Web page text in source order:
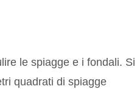
le spiagge e i fondali. Si
quadrati di spiagge